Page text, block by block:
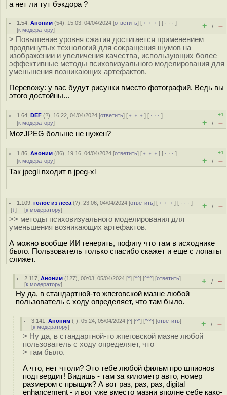
а нет ли тут бэкдора ?
1.54 ,Аноним (54), 15:03, 04/04/2024 [ответить] [ ﹢﹢﹢] [ · · ·]
[к модератору] + / –
> Повышение уровня сжатия достигается применением
продвинутых технологий для сокращения шумов на
изображении и увеличения качества, использующих более
эффективные методы психовизуального моделирования для
уменьшения возникающих артефактов.
Перевожу: у вас будут рисунки вместо фотографий. Ведь вы
этого достойны...
1.64 ,DEF (?), 16:22, 04/04/2024 [ответить] [ ﹢﹢﹢] [ · · ·]
[к модератору]
+1
+ / –
MozJPEG больше не нужен?
1.86 ,Аноним (86), 19:16, 04/04/2024 [ответить] [ ﹢﹢﹢] [ · · ·]
[к модератору]
+1
+ / –
Так jpegli входит в jpeg-xl
1.109 ,голос из леса (?), 23:06, 04/04/2024 [ответить] [ ﹢﹢﹢] [ · · ·]
[↓] [к модератору] + / –
>> методы психовизуального моделирования для
уменьшения возникающих артефактов.
А можно вообще ИИ генерить, пофигу что там в исходнике
было. Пользователь только спасибо скажет и еще с лопаты
слижет.
2.117 ,Аноним (127), 00:03, 05/04/2024 [^] [^^] [^^^] [ответить]
[к модератору] + / –
Ну да, в стандартной-то жпеговской мазне любой
пользователь с ходу определяет, что там было.
3.141 ,Аноним (-), 05:24, 05/04/2024 [^] [^^] [^^^] [ответить]
[к модератору] + / –
> Ну да, в стандартной-то жпеговской мазне любой
пользователь с ходу определяет, что
> там было.
А что, нет чтоли? Это тебе любой фильм про шпионов
подтвердит! Видишь - там за километр авто, номер
размером с прыщик? А вот раз, раз, раз, digital
enhancement - и вот уже вместо мазни вполне себе како-